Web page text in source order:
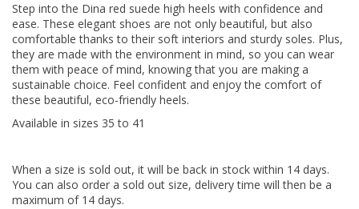
Step into the Dina red suede high heels with confidence and
ease. These elegant shoes are not only beautiful, but also
comfortable thanks to their soft interiors and sturdy soles. Plus,
they are made with the environment in mind, so you can wear
them with peace of mind, knowing that you are making a
sustainable choice. Feel confident and enjoy the comfort of
these beautiful, eco-friendly heels.
Available in sizes 35 to 41
When a size is sold out, it will be back in stock within 14 days.
You can also order a sold out size, delivery time will then be a
maximum of 14 days.